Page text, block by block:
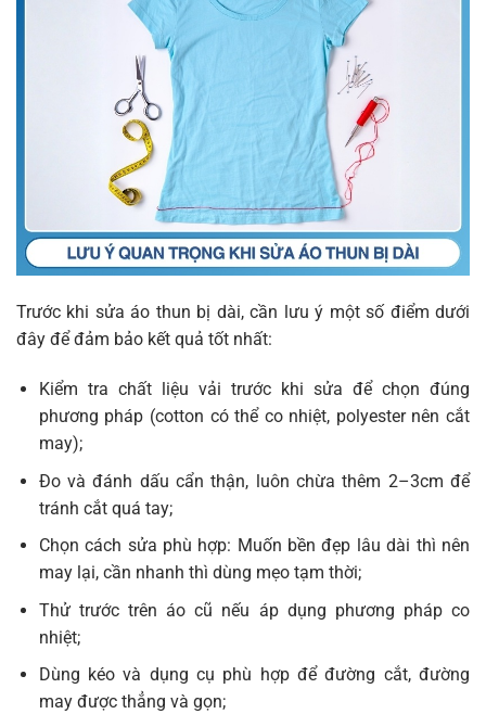
Trước khi sửa áo thun bị dài, cần lưu ý một số điểm dưới
đây để đảm bảo kết quả tốt nhất:
Kiểm tra chất liệu vải trước khi sửa để chọn đúng
phương pháp (cotton có thể co nhiệt, polyester nên cắt
may);
Đo và đánh dấu cẩn thận, luôn chừa thêm 2–3cm để
tránh cắt quá tay;
Chọn cách sửa phù hợp: Muốn bền đẹp lâu dài thì nên
may lại, cần nhanh thì dùng mẹo tạm thời;
Thử trước trên áo cũ nếu áp dụng phương pháp co
nhiệt;
Dùng kéo và dụng cụ phù hợp để đường cắt, đường
may được thẳng và gọn;